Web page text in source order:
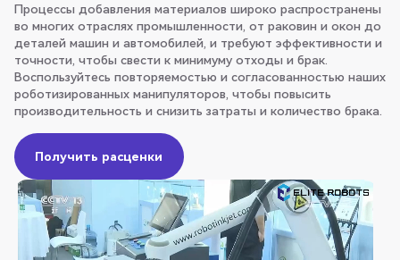
Процессы добавления материалов широко распространены
во многих отраслях промышленности, от раковин и окон до
деталей машин и автомобилей, и требуют эффективности и
точности, чтобы свести к минимуму отходы и брак.
Воспользуйтесь повторяемостью и согласованностью наших
роботизированных манипуляторов, чтобы повысить
производительность и снизить затраты и количество брака.
Получить расценки
Получить расценки